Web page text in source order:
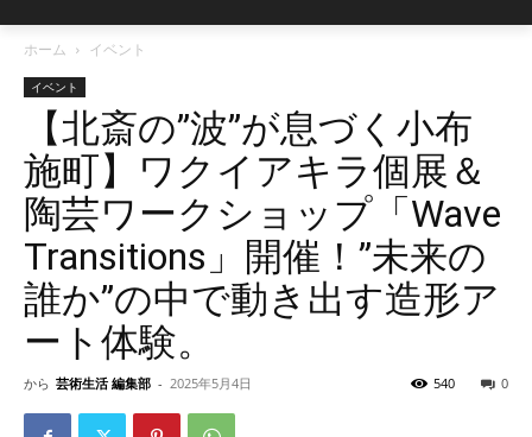
ホーム イベント
イベント
【北斎の”波”が息づく小布
施町】ワクイアキラ個展＆
陶芸ワークショップ「Wave
Transitions」開催！”未来の
誰か”の中で動き出す造形ア
ート体験。
から 芸術生活 編集部 - 2025年5月4日 0
540